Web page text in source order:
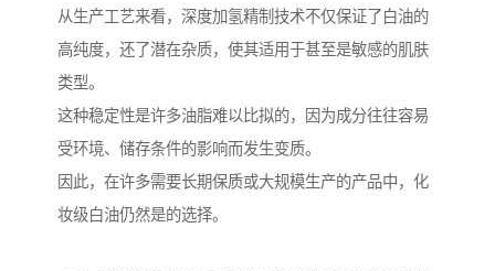
从生产工艺来看，深度加氢精制技术不仅保证了白油的
高纯度，还了潜在杂质，使其适用于甚至是敏感的肌肤
类型。
这种稳定性是许多油脂难以比拟的，因为成分往往容易
受环境、储存条件的影响而发生变质。
因此，在许多需要长期保质或大规模生产的产品中，化
妆级白油仍然是的选择。